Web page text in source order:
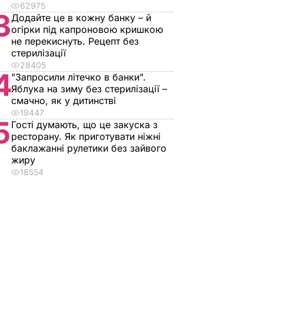
У
62975
Додайте це в кожну банку – й
огірки під капроновою кришкою
не перекиснуть. Рецепт без
стерилізації
28405
"Запросили літечко в банки".
Яблука на зиму без стерилізації –
смачно, як у дитинстві
19447
Гості думають, що це закуска з
ресторану. Як приготувати ніжні
баклажанні рулетики без зайвого
жиру
18554